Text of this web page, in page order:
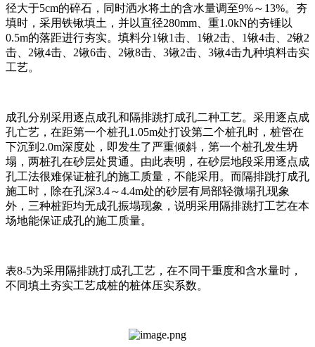
径大于5cm的碎石，同时洒水将土的含水量调至9%～13%。夯
填时，采用铁锹填土，并以直径280mm、重1.0kN的夯锤以
0.5m的落距进行夯实。填料分1锹1击、1锹2击、1锹4击、2锹2
击、2锹4击、2锹6击、2锹8击、3锹2击、3锹4击九种填料击实
工艺。
成孔分别采用逐点成孔和隔排跳打成孔二种工艺。采用逐点成
孔亡艺，在距第一个桩孔1.05m处打设第二个桩孔时，桩管在
下沉到2.0m深度处，即发生了严重倾斜，第一个桩孔发生坍
塌，两桩孔在砂层处贯通。由此表明，在砂层地段采用逐点成
孔工法很难保证桩孔的施工质量，不能采用。而隔排跳打成孔
施工时，除在孔深3.4～4.4m处的砂层有局部轻微塌孔现象
外，三种桩距均无成孔振塌现象，说明采用隔排跳打工艺在本
场地能保证成孔的施工质量。
表8-5为采用隔排跳打成孔工艺，在不同干重度和含水量时，
不同填土夯实工艺成桩的桩体压实系数。